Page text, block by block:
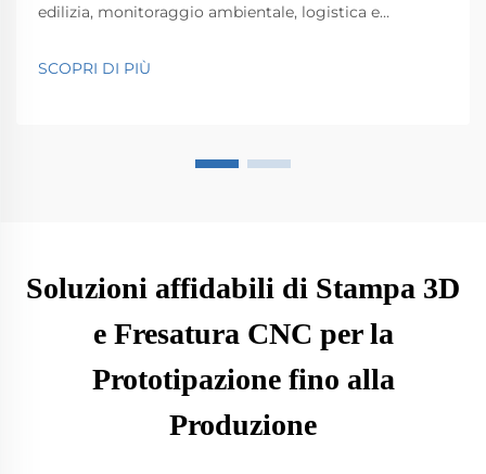
edilizia, monitoraggio ambientale, logistica e
e innovazione.
SCOPRI DI PIÙ
Soluzioni affidabili di Stampa 3D
e Fresatura CNC per la
Prototipazione fino alla
Produzione